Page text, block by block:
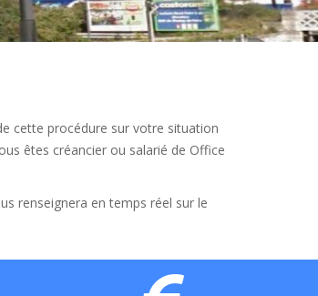
cette procédure sur votre situation
êtes créancier ou salarié de Office
renseignera en temps réel sur le